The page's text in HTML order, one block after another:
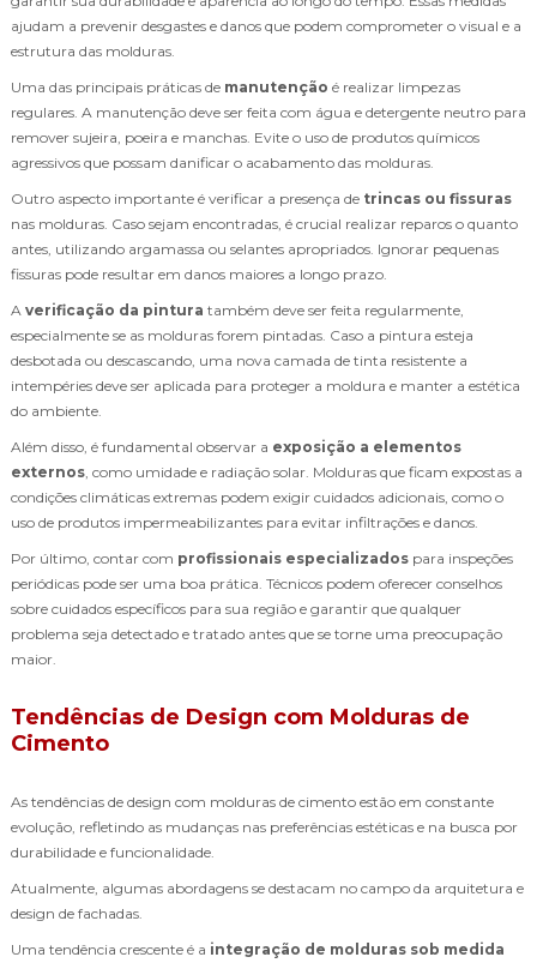
ajudam a prevenir desgastes e danos que podem comprometer o visual e a
estrutura das molduras.
Uma das principais práticas de manutenção é realizar limpezas
regulares. A manutenção deve ser feita com água e detergente neutro para
remover sujeira, poeira e manchas. Evite o uso de produtos químicos
agressivos que possam danificar o acabamento das molduras.
Outro aspecto importante é verificar a presença de trincas ou fissuras
nas molduras. Caso sejam encontradas, é crucial realizar reparos o quanto
antes, utilizando argamassa ou selantes apropriados. Ignorar pequenas
fissuras pode resultar em danos maiores a longo prazo.
A verificação da pintura também deve ser feita regularmente,
especialmente se as molduras forem pintadas. Caso a pintura esteja
desbotada ou descascando, uma nova camada de tinta resistente a
intempéries deve ser aplicada para proteger a moldura e manter a estética
do ambiente.
Além disso, é fundamental observar a exposição a elementos
externos , como umidade e radiação solar. Molduras que ficam expostas a
condições climáticas extremas podem exigir cuidados adicionais, como o
uso de produtos impermeabilizantes para evitar infiltrações e danos.
Por último, contar com profissionais especializados para inspeções
periódicas pode ser uma boa prática. Técnicos podem oferecer conselhos
sobre cuidados específicos para sua região e garantir que qualquer
problema seja detectado e tratado antes que se torne uma preocupação
maior.
Tendências de Design com Molduras de
Cimento
As tendências de design com molduras de cimento estão em constante
evolução, refletindo as mudanças nas preferências estéticas e na busca por
durabilidade e funcionalidade.
Atualmente, algumas abordagens se destacam no campo da arquitetura e
design de fachadas.
Uma tendência crescente é a integração de molduras sob medida